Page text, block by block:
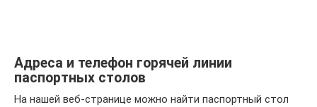
Адреса и телефон горячей линии
паспортных столов
На нашей веб-странице можно найти паспортный стол